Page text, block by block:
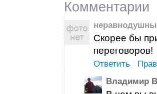
Комментарии
Скорее бы
переговоров!
Ответить
Владимир